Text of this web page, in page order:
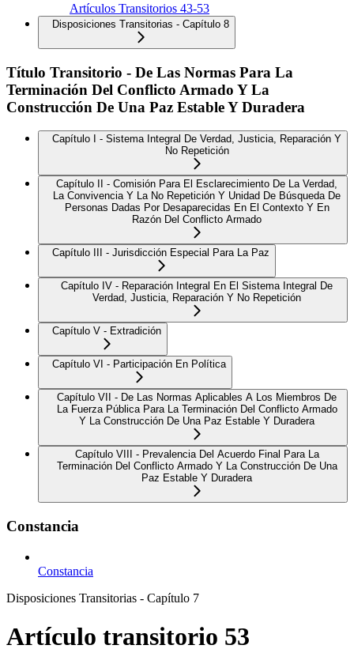
Artículos Transitorios 43-53
Disposiciones Transitorias - Capítulo 8
Título Transitorio - De Las Normas Para La
Terminación Del Conflicto Armado Y La
Construcción De Una Paz Estable Y Duradera
Capítulo I - Sistema Integral De Verdad, Justicia, Reparación Y
No Repetición
Capítulo II - Comisión Para El Esclarecimiento De La Verdad,
La Convivencia Y La No Repetición Y Unidad De Búsqueda De
Personas Dadas Por Desaparecidas En El Contexto Y En
Razón Del Conflicto Armado
Capítulo III - Jurisdicción Especial Para La Paz
Capítulo IV - Reparación Integral En El Sistema Integral De
Verdad, Justicia, Reparación Y No Repetición
Capítulo V - Extradición
Capítulo VI - Participación En Política
Capítulo VII - De Las Normas Aplicables A Los Miembros De
La Fuerza Pública Para La Terminación Del Conflicto Armado
Y La Construcción De Una Paz Estable Y Duradera
Capítulo VIII - Prevalencia Del Acuerdo Final Para La
Terminación Del Conflicto Armado Y La Construcción De Una
Paz Estable Y Duradera
Constancia
Constancia
Disposiciones Transitorias - Capítulo 7
Artículo transitorio 53